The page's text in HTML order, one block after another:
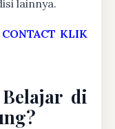
lainnya.
CONTACT KLIK
di